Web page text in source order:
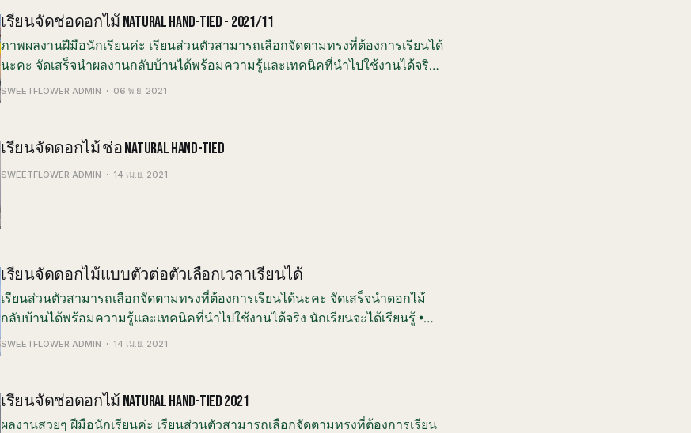
เรียนจัดช่อดอกไม้ NATURAL HAND-TIED - 2021/11
ภาพผลงานฝีมือนักเรียนค่ะ เรียนส่วนตัวสามารถเลือกจัดตามทรงที่ต้องการเรียนได้
นะคะ จัดเสร็จนำผลงานกลับบ้านได้พร้อมความรู้และเทคนิคที่นำไปใช้งานได้จริง
นักเรียนจะได้เรียนรู้ • การเลือกซื้อดอกไม้และการดูแลรักษา • การเลือกใช้โทนสี •
SWEETFLOWER ADMIN 06 พ.ย. 2021
เรียนจัดดอกไม้ ช่อ NATURAL HAND-TIED
SWEETFLOWER ADMIN 14 เม.ย. 2021
เรียนจัดดอกไม้แบบตัวต่อตัวเลือกเวลาเรียนได้
เรียนส่วนตัวสามารถเลือกจัดตามทรงที่ต้องการเรียนได้นะคะ จัดเสร็จนำดอกไม้
กลับบ้านได้พร้อมความรู้และเทคนิคที่นำไปใช้งานได้จริง นักเรียนจะได้เรียนรู้ •
การเลือกซื้อดอกไม้และการดูแลรักษา • การเลือกใช้โทนสี • วิธีการจัดดอกไม้และ
SWEETFLOWER ADMIN 14 เม.ย. 2021
เรียนจัดช่อดอกไม้ NATURAL HAND-TIED 2021
ผลงานสวยๆ ฝีมือนักเรียนค่ะ เรียนส่วนตัวสามารถเลือกจัดตามทรงที่ต้องการเรียน